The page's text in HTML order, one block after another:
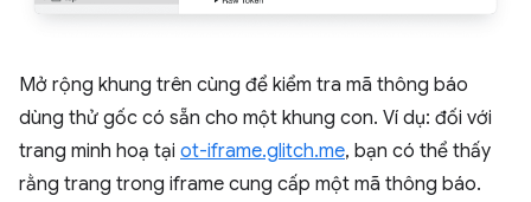
Mở rộng khung trên cùng để kiểm tra mã thông báo
dùng thử gốc có sẵn cho một khung con. Ví dụ: đối với
trang minh hoạ tại ot-iframe.glitch.me, bạn có thể thấy
rằng trang trong iframe cung cấp một mã thông báo.